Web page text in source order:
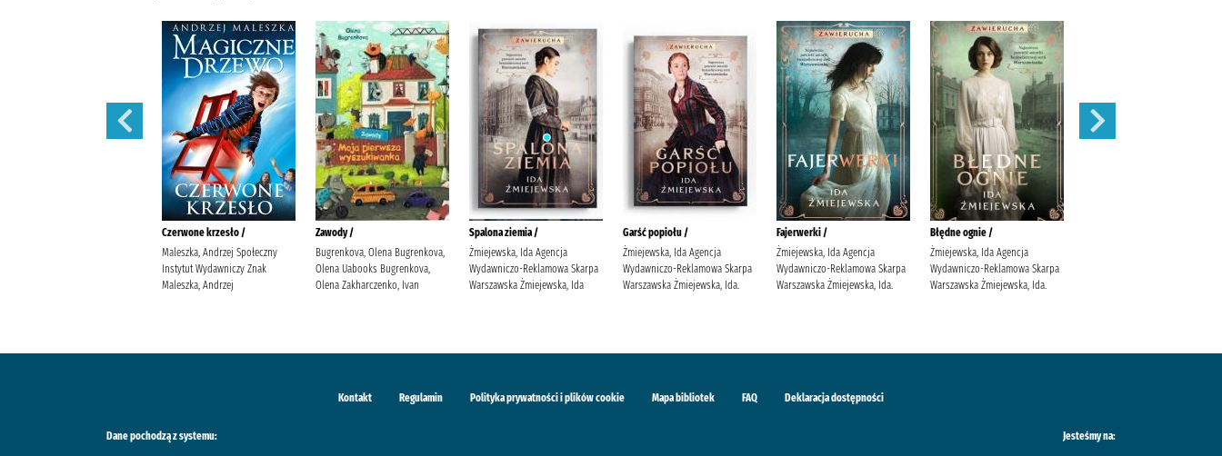
Czerwone krzesło /
Maleszka, Andrzej Społeczny
Instytut Wydawniczy Znak
Maleszka, Andrzej
Zawody /
Bugrenkova, Olena Bugrenkova,
Olena Uabooks Bugrenkova,
Olena Zakharczenko, Ivan
Spalona ziemia /
Żmiejewska, Ida Agencja
Wydawniczo-Reklamowa Skarpa
Warszawska Żmiejewska, Ida
Garść popiołu /
Żmiejewska, Ida Agencja
Wydawniczo-Reklamowa Skarpa
Warszawska Żmiejewska, Ida.
Fajerwerki /
Żmiejewska, Ida Agencja
Wydawniczo-Reklamowa Skarpa
Warszawska Żmiejewska, Ida.
Błędne ognie /
Żmiejewska, Ida Agencja
Wydawniczo-Reklamowa Skarpa
Warszawska Żmiejewska, Ida.
Kontakt Regulamin Polityka prywatności i plików cookie Mapa bibliotek FAQ Deklaracja dostępności
Dane pochodzą z systemu: Jesteśmy na: